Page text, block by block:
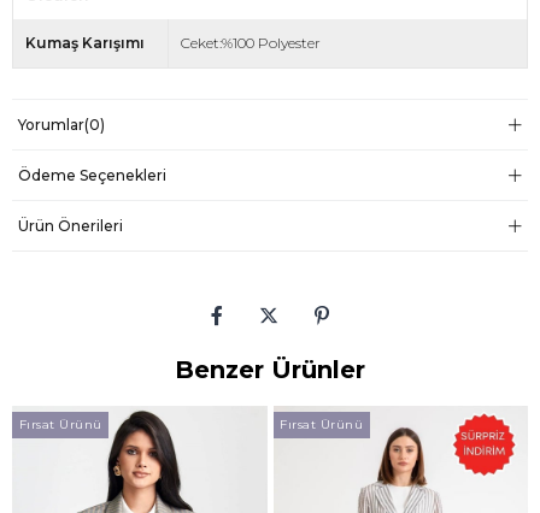
Kumaş Karışımı Ceket:%100 Polyester
Yorumlar(0)
Ödeme Seçenekleri
Ürün Önerileri
Benzer Ürünler
Fırsat Ürünü Fırsat Ürünü